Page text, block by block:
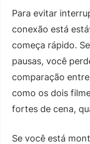
Para evitar
conexão está
começa rápido.
pausas, você
comparação
como os dois
fortes de cena,
Se você está